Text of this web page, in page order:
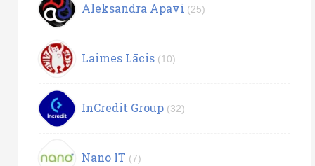
Aleksandra Apavi (25)
Laimes Lācis (10)
InCredit Group (32)
Nano IT (7)